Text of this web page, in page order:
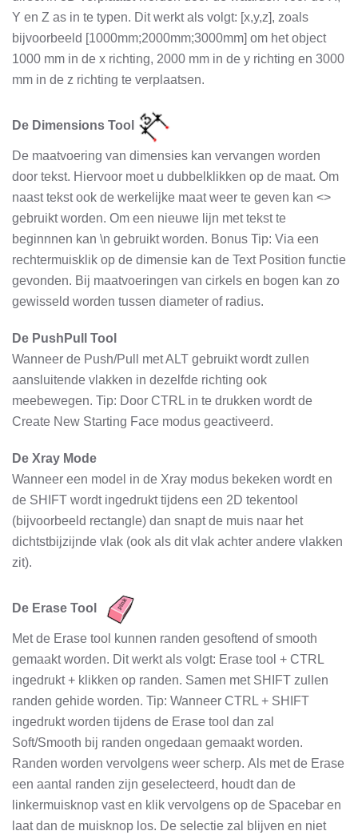
Y en Z as in te typen. Dit werkt als volgt: [x,y,z], zoals
bijvoorbeeld [1000mm;2000mm;3000mm] om het object
1000 mm in de x richting, 2000 mm in de y richting en 3000
mm in de z richting te verplaatsen.
De Dimensions Tool
De maatvoering van dimensies kan vervangen worden
door tekst. Hiervoor moet u dubbelklikken op de maat. Om
naast tekst ook de werkelijke maat weer te geven kan <>
gebruikt worden. Om een nieuwe lijn met tekst te
beginnnen kan \n gebruikt worden. Bonus Tip: Via een
rechtermuisklik op de dimensie kan de Text Position functie
gevonden. Bij maatvoeringen van cirkels en bogen kan zo
gewisseld worden tussen diameter of radius.
De PushPull Tool
Wanneer de Push/Pull met ALT gebruikt wordt zullen
aansluitende vlakken in dezelfde richting ook
meebewegen. Tip: Door CTRL in te drukken wordt de
Create New Starting Face modus geactiveerd.
De Xray Mode
Wanneer een model in de Xray modus bekeken wordt en
de SHIFT wordt ingedrukt tijdens een 2D tekentool
(bijvoorbeeld rectangle) dan snapt de muis naar het
dichtstbijzijnde vlak (ook als dit vlak achter andere vlakken
zit).
De Erase Tool
Met de Erase tool kunnen randen gesoftend of smooth
gemaakt worden. Dit werkt als volgt: Erase tool + CTRL
ingedrukt + klikken op randen. Samen met SHIFT zullen
randen gehide worden. Tip: Wanneer CTRL + SHIFT
ingedrukt worden tijdens de Erase tool dan zal
Soft/Smooth bij randen ongedaan gemaakt worden.
Randen worden vervolgens weer scherp. Als met de Erase
een aantal randen zijn geselecteerd, houdt dan de
linkermuisknop vast en klik vervolgens op de Spacebar en
laat dan de muisknop los. De selectie zal blijven en niet